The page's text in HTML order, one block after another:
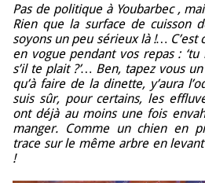
Pas de politique à Youbarbec ,
Rien que la surface de cuisson
soyons un peu sérieux là !…
en vogue pendant vos repas :
s’il te plait ?’… Ben, tapez vous
qu’à faire de la dinette, y’aura
suis sûr, pour certains, les
ont déjà au moins une fois
manger. Comme un chien en
trace sur le même arbre en
!